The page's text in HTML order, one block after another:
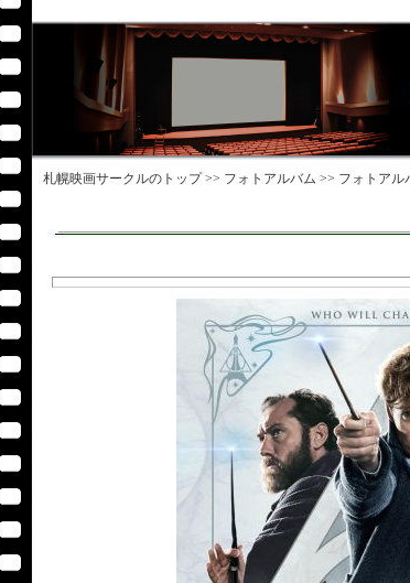
札幌映画サークルのトップ >> フォトアルバム >> フォトアル